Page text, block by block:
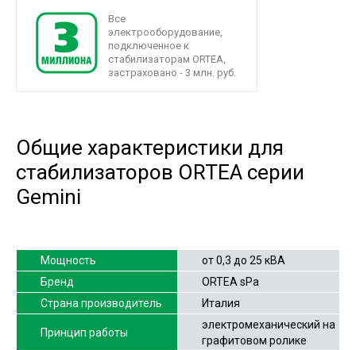
Все
электрооборудование,
подключенное к
стабилизаторам ORTEA,
застраховано - 3 млн. руб.
Общие характеристики для
стабилизаторов ORTEA серии
Gemini
Мощность
от 0,3 до 25 кВА
Бренд
ORTEA sPa
Страна производитель
Италия
Принцип работы
электромеханический на
графитовом ролике